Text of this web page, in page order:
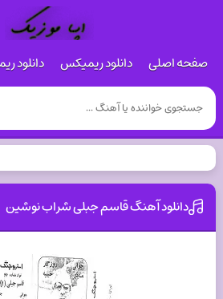
صفحه اصلی دانلود ریمیکس دانلود
دانلود آهنگ قاسم جبلی شراب نوشین